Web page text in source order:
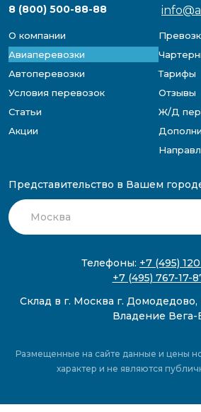
8 (800) 500-88-88
О компании
Авиаперевозки
Автоперевозки
Тарифы
Условия перевозок
Отзывы
Статьи
Ж/Д
Акции
Представительство в Вашем
Телефоны: +7 (495)
+7 (495) 767-17-
Склад в г. Москва г.
Владение Вега-
Размещенные на сайте данные и цены
характер и не являются